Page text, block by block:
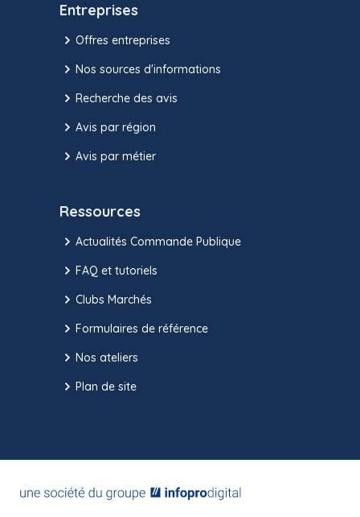
Entreprises
Offres entreprises
Nos sources d'informations
Recherche des avis
Avis par région
Avis par métier
Ressources
Actualités Commande Publique
FAQ et tutoriels
Clubs Marchés
Formulaires de référence
Nos ateliers
Plan de site